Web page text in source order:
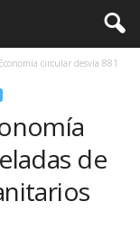
circular desvía 881
de